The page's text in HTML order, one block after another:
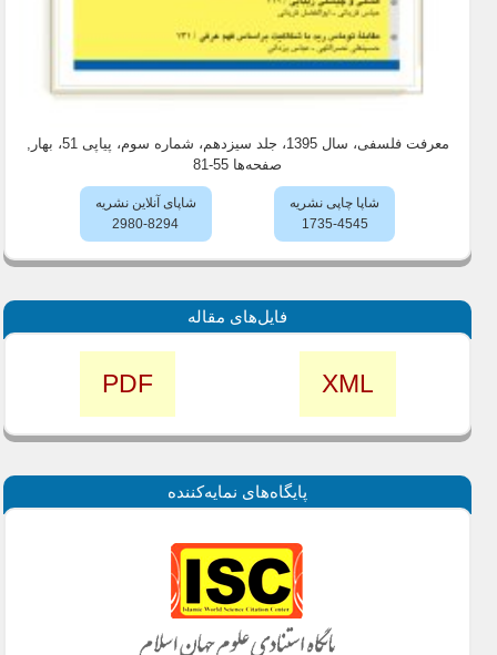
معرفت فلسفی، سال 1395، جلد سیزدهم، شماره سوم، پیاپی 51، بهار
صفحه‌ها 55-81
شاپا چاپی نشریه
1735-4545
شاپای آنلاین نشریه
2980-8294
فایل‌های مقاله
XML
PDF
پايگاه‌های نمايه‌كننده